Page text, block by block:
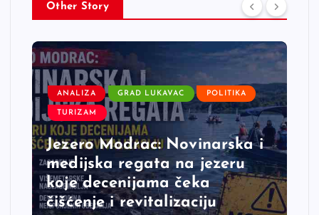
Other Story
ANALIZA GRAD LUKAVAC POLITIKA
TURIZAM
Jezero Modrac: Novinarska i
medijska regata na jezeru
koje decenijama čeka
čišćenje i revitalizaciju